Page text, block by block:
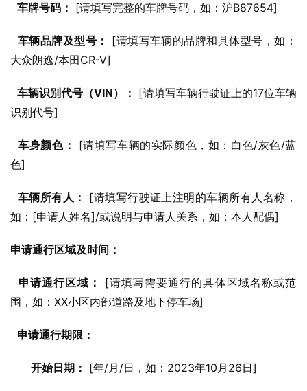
车牌号码： [请填写完整的车牌号码，如：沪B87654]
车辆品牌及型号：
[请填写车辆的品牌和具体型号，如：
大众朗逸/本田CR-V]
车辆识别代号（VIN）： [请填写车辆行驶证上的17位车辆
识别代号]
车身颜色：
[请填写车辆的实际颜色，如：白色/灰色/蓝
色]
车辆所有人：
[请填写行驶证上注明的车辆所有人名称，
如：[申请人姓名]/或说明与申请人关系，如：本人配偶]
申请通行区域及时间：
申请通行区域：
[请填写需要通行的具体区域名称或范
围，如：XX小区内部道路及地下停车场]
申请通行期限：
开始日期： [年/月/日，如：2023年10月26日]